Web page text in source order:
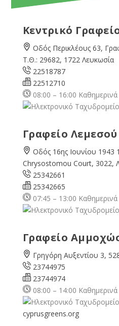
Κεντρικό
Οδός Περικλέους 63,
Τ.Θ.: 29682, 1722 Λευκωσία
22518787
22512710
08:00 – 16:00 Καθημερινά
Γραφείο Λεμεσού
Οδός 16ης Ιουνίου 1943
Chrysostomou Court, 3022,
25342661
25342665
07:45 – 13:00 Καθημερινά
Γραφείο
Γρηγόρη Αυξεντίου 3,
23744975
23744974
08:00 – 14:00 Καθημερινά
cyprusgreens.org